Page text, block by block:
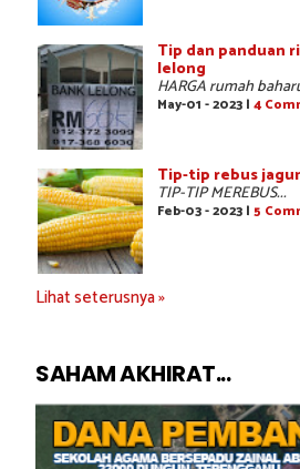
Tip dan panduan
lelong
HARGA rumah
May-01 - 2023 | 4
Tip-tip rebus
TIP-TIP MEREBUS...
Feb-03 - 2023 | 5
Lihat seterusnya »
SAHAM AKHIRAT...